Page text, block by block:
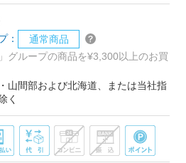
：
通常商品
グループの商品を¥3,300以上のお買
山間部および北海道、または当社指
く